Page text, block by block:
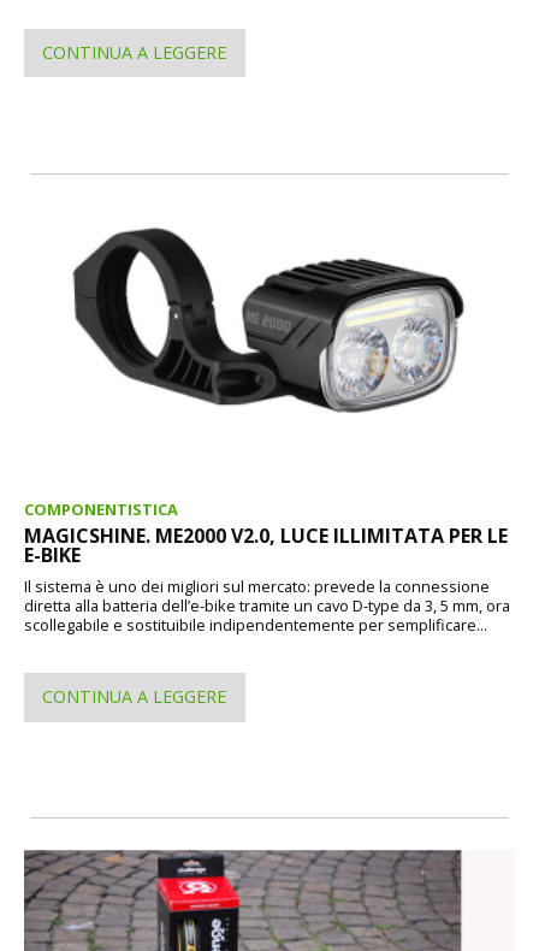
CONTINUA A LEGGERE
COMPONENTISTICA
MAGICSHINE. ME2000 V2.0, LUCE ILLIMITATA PER LE
E-BIKE
Il sistema è uno dei migliori sul mercato: prevede la connessione
diretta alla batteria dell’e-bike tramite un cavo D-type da 3, 5 mm, ora
scollegabile e sostituibile indipendentemente per semplificare...
CONTINUA A LEGGERE